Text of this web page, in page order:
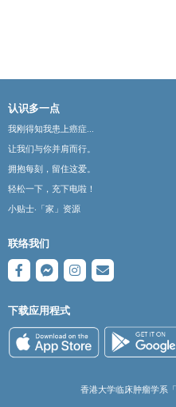
认识多一点
我刚得知我患上癌症...
让我们与你并肩而行。
拥抱每刻，留住这爱。
轻松一下，充下电啦！
小贴士‧「家」资源
联络我们
下载应用程式
香港大学临床肿瘤学系